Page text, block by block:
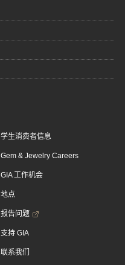
学生消费者信息
Gem & Jewelry Careers
GIA 工作机会
地点
报告问题
支持 GIA
联系我们